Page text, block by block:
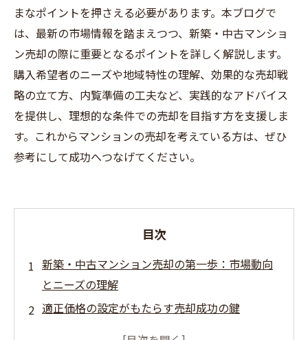
まなポイントを押さえる必要があります。本ブログで
は、最新の市場情報を踏まえつつ、新築・中古マンショ
ン売却の際に重要となるポイントを詳しく解説します。
購入希望者のニーズや地域特性の理解、効果的な売却戦
略の立て方、内覧準備の工夫など、実践的なアドバイス
を提供し、理想的な条件での売却を目指す方を支援しま
す。これからマンションの売却を考えている方は、ぜひ
参考にして成功へつなげてください。
目次
新築・中古マンション売却の第一歩：市場動向
とニーズの理解
適正価格の設定がもたらす売却成功の鍵
効果的な売却戦略：地域特性と購入層を見極め